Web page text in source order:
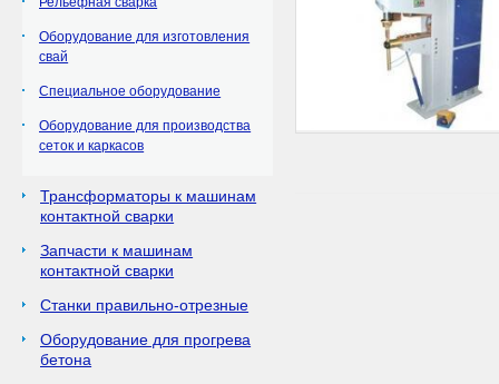
Оборудование для изготовления
свай
Специальное оборудование
Оборудование для производства
сеток и каркасов
Трансформаторы к машинам
контактной сварки
Запчасти к машинам
контактной сварки
Станки правильно-отрезные
Оборудование для прогрева
бетона